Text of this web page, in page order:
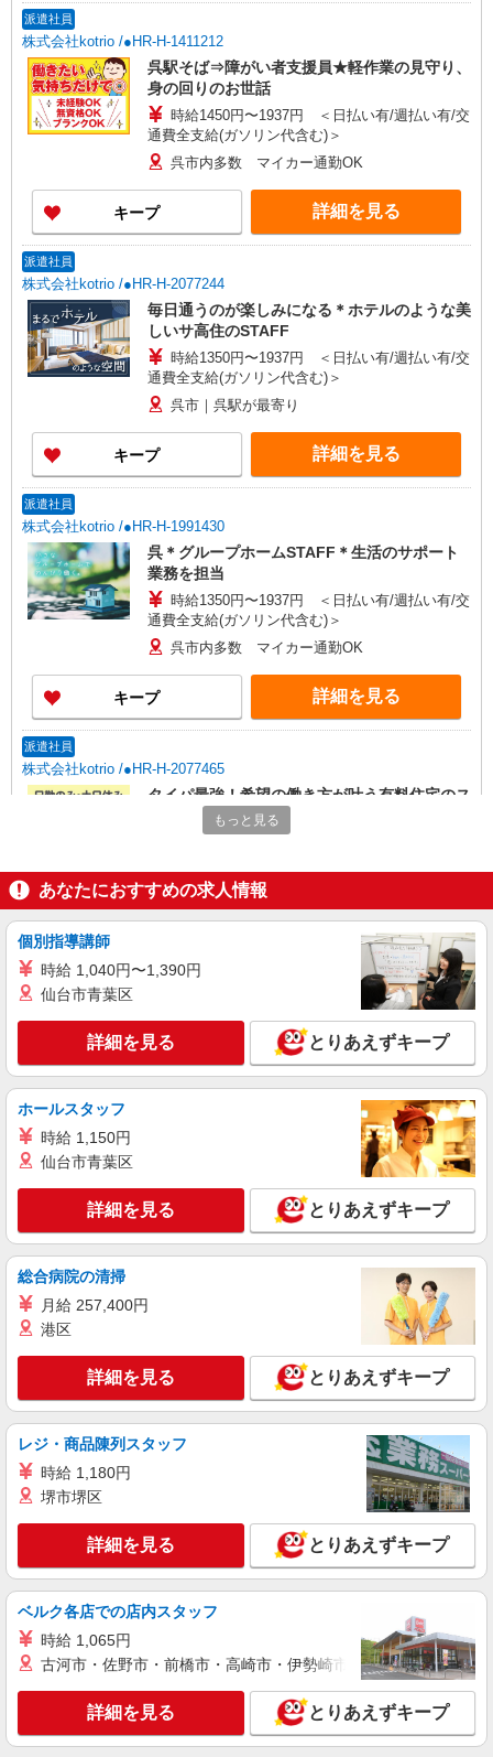
派遣社員
株式会社kotrio /●HR-H-1411212
呉駅そば⇒障がい者支援員★軽作業の見守り、
身の回りのお世話
時給1450円〜1937円 ＜日払い有/週払い有/交
通費全支給(ガソリン代含む)＞
呉市内多数 マイカー通勤OK
キープ 詳細を見る
派遣社員
株式会社kotrio /●HR-H-2077244
毎日通うのが楽しみになる＊ホテルのような美
しいサ高住のSTAFF
時給1350円〜1937円 ＜日払い有/週払い有/交
通費全支給(ガソリン代含む)＞
呉市｜呉駅が最寄り
キープ 詳細を見る
派遣社員
株式会社kotrio /●HR-H-1991430
呉＊グループホームSTAFF＊生活のサポート
業務を担当
時給1350円〜1937円 ＜日払い有/週払い有/交
通費全支給(ガソリン代含む)＞
呉市内多数 マイカー通勤OK
キープ 詳細を見る
派遣社員
株式会社kotrio /●HR-H-2077465
タイパ最強！希望の働き方が叶う有料住宅のス
タッフ★＠呉駅
呉市｜呉駅が最寄り
詳細を見る
派遣社員
レア！【天応駅】就労支援施設で軽作業の見守
りなど＊未経験OK
時給1350円〜＜交通費全額支給(ガソリン代含
詳細を見る
派遣社員
株式会社kotrio /●HR-H-2078477
呉駅の小さいデイサービス★残業なし♪日勤の
み◎夜はおうち時間
時給1350円〜1937円 ＜日払い有/週払い有/交
呉市内多数 マイカー通勤OK
キープ 詳細を見る
派遣社員
株式会社kotrio /●HR-H-1953232
呉駅｜小さなグループホームで家事や生活のサ
ポート！
時給1450円〜1937円 ＜日払い有/週払い有/交
通費全支給(ガソリン代含む)＞
呉市内多数 マイカー通勤OK
キープ 詳細を見る
パート 派遣社員
日研トータルソーシング株式会社 メディカルケア事業部/広島オフィ
もっと見る
あなたにおすすめの求人情報
個別指導講師
時給 1,040円〜1,390円
仙台市青葉区
詳細を見る とりあえずキープ
ホールスタッフ
時給 1,150円
仙台市青葉区
詳細を見る とりあえずキープ
総合病院の清掃
月給 257,400円
港区
詳細を見る とりあえずキープ
レジ・商品陳列スタッフ
時給 1,180円
堺市堺区
詳細を見る とりあえずキープ
ベルク各店での店内スタッフ
時給 1,065円
古河市・佐野市・前橋市・高崎市・伊勢崎市・太田市・館林市
詳細を見る とりあえずキープ